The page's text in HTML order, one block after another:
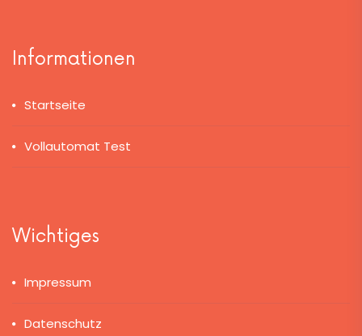
Informationen
Startseite
Vollautomat Test
Wichtiges
Impressum
Datenschutz